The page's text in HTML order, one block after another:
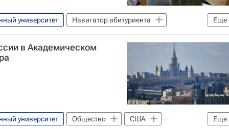
Еще
университет
Навигатор абитуриента
Игорь Моргулов
в Академическом
Еще
университет Общество
США